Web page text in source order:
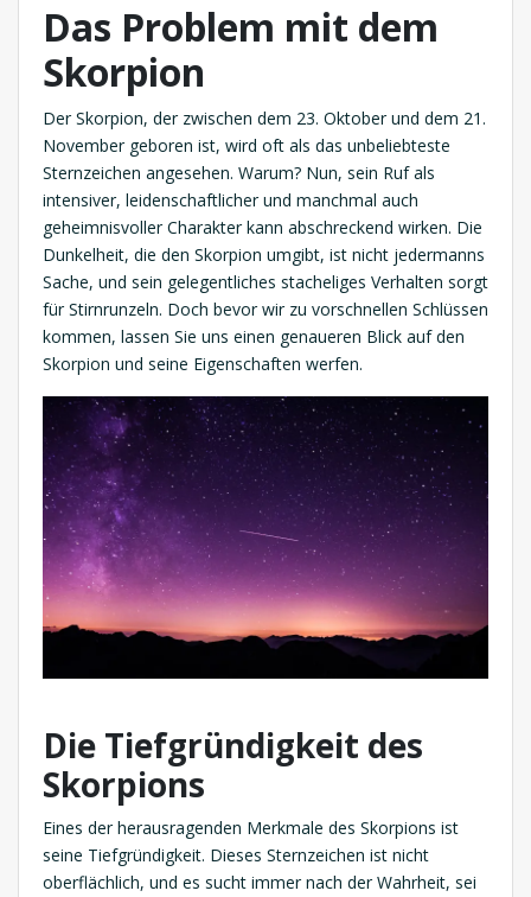
Das Problem mit dem
Skorpion
Der Skorpion, der zwischen dem 23. Oktober und dem 21.
November geboren ist, wird oft als das unbeliebteste
Sternzeichen angesehen. Warum? Nun, sein Ruf als
intensiver, leidenschaftlicher und manchmal auch
geheimnisvoller Charakter kann abschreckend wirken. Die
Dunkelheit, die den Skorpion umgibt, ist nicht jedermanns
Sache, und sein gelegentliches stacheliges Verhalten sorgt
für Stirnrunzeln. Doch bevor wir zu vorschnellen Schlüssen
kommen, lassen Sie uns einen genaueren Blick auf den
Skorpion und seine Eigenschaften werfen.
Die Tiefgründigkeit des
Skorpions
Eines der herausragenden Merkmale des Skorpions ist
seine Tiefgründigkeit. Dieses Sternzeichen ist nicht
oberflächlich, und es sucht immer nach der Wahrheit, sei